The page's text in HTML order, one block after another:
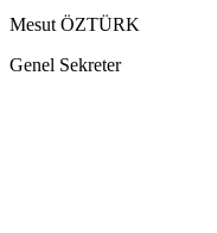
Mesut ÖZTÜRK
Genel Sekreter